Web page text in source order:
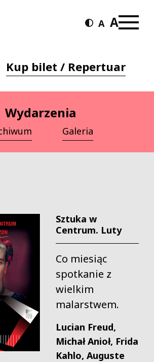
Kup bilet / Repertuar
Wydarzenia
Galeria
Sztuka w
Centrum. Luty
Co miesiąc
spotkanie z
wielkim
malarstwem.
Lucian Freud,
Michał Anioł, Frida
Kahlo, Auguste